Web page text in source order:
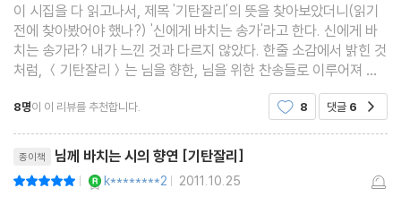
이 시집을 다 읽고나서, 제목 '기탄잘리'의 뜻을 찾아보았더니(읽기
전에 찾아봤어야 했나?) '신에게 바치는 송가'라고 한다. 신에게 바
치는 송가라? 내가 느낀 것과 다르지 않았다. 한줄 소감에서 밝힌 것
처럼, ＜기탄잘리＞는 님을 향한, 님을 위한 찬송들로 이루어져 있
호만 매겨져 있을 뿐, 별도의 제목은 없다.
8명이 이 리뷰를 추천합니다. 8 댓글 6
종이책 님께 바치는 시의 향연 [기탄잘리]
| k********2 | 2011.10.25